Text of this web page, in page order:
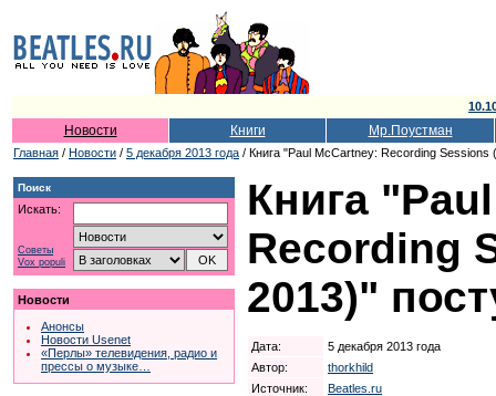
Новости Книги Мр.Поустман
Главная / Новости / 5 декабря 2013 года / Книга "Paul McCartney: Recording Sessions
Поиск
Искать:
Советы
Vox populi
Новости
Анонсы
Новости Usenet
«Перлы» телевидения, радио и
прессы о музыке…
Книга
Recording
2013)"
Дата:
5 декабря 2013 года
Автор:
thorkhild
Источник:
Beatles.ru